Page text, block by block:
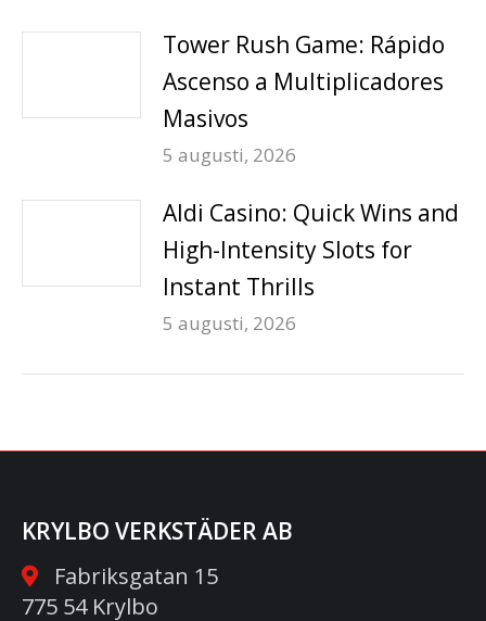
Tower Rush Game: Rápido
Ascenso a Multiplicadores
Masivos
5 augusti, 2026
Aldi Casino: Quick Wins and
High-Intensity Slots for
Instant Thrills
5 augusti, 2026
KRYLBO VERKSTÄDER AB
Fabriksgatan 15
775 54 Krylbo